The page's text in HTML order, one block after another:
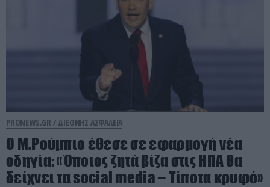
PRONEWS.GR / ΔΙΕΘΝΗΣ ΑΣΦΑΛΕΙΑ
Ο Μ.Ρούμπιο έθεσε σε εφαρμογή νέα
οδηγία: «Όποιος ζητά βίζα στις ΗΠΑ θα
δείχνει τα social media – Τίποτα κρυφό»